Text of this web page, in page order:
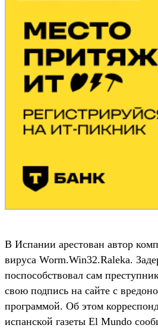
В Испании арестован автор
вируса Worm.Win32.Raleka.
поспособствовал сам
свою подпись на сайте с
программой. Об этом
испанской газеты El Mundo